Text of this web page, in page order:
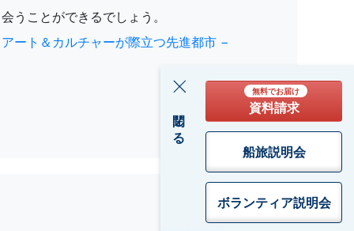
閉じる
無料でお届け
資料請求
船旅説明会
ボランティア説明会
うことができるでしょう。
ート＆カルチャーが際立つ先進都市 −